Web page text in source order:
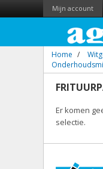
Mijn account
Home /
Er komen
selectie.